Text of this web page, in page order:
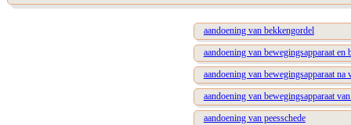
aandoening van bekkengordel
aandoening van bewegingsapparaat en
aandoening van bewegingsapparaat na
aandoening van bewegingsapparaat
aandoening van peesschede